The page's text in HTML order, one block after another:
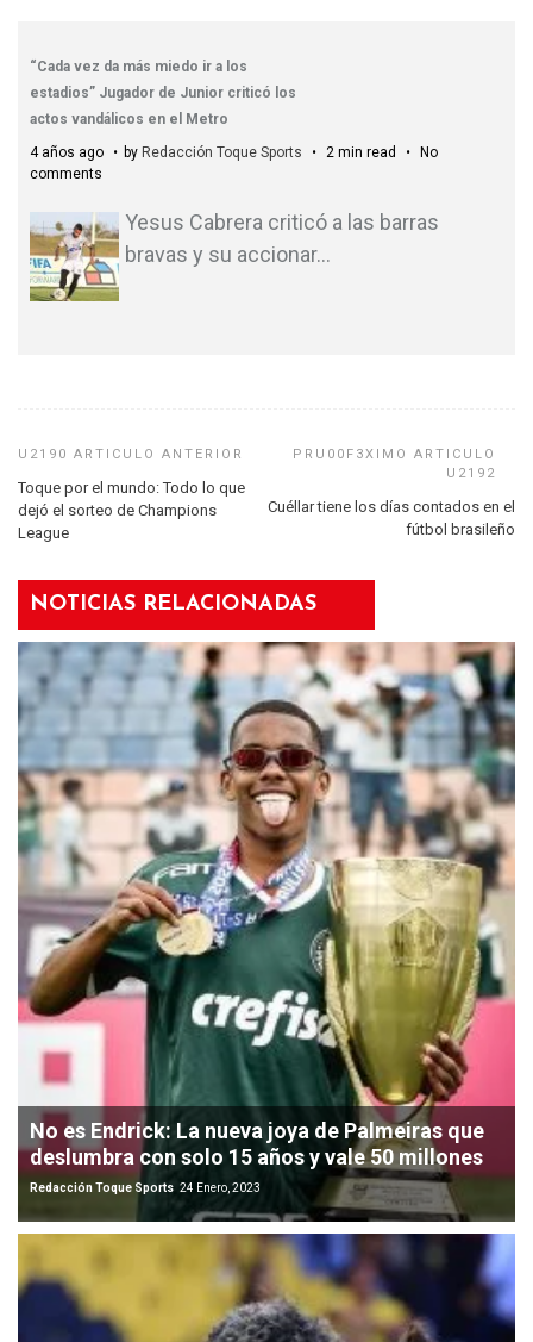
“Cada vez da más miedo ir a los
estadios” Jugador de Junior criticó los
actos vandálicos en el Metro
4 años ago
by Redacción Toque Sports 2 min read
No
comments
Yesus Cabrera criticó a las barras
bravas y su accionar…
Toque por el mundo: Todo lo que
dejó el sorteo de Champions
League
Cuéllar tiene los días contados en el
fútbol brasileño
NOTICIAS RELACIONADAS
No es Endrick: La nueva joya de Palmeiras que
deslumbra con solo 15 años y vale 50 millones
Redacción Toque Sports 24 Enero, 2023